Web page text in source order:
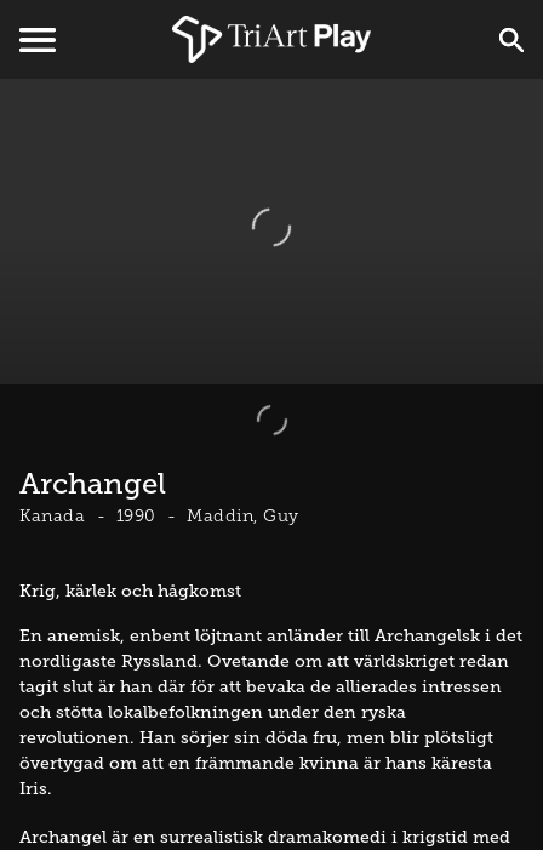
Archangel
Kanada 1990 Maddin, Guy
Krig, kärlek och hågkomst
En anemisk, enbent löjtnant anländer till Archangelsk i det
nordligaste Ryssland. Ovetande om att världskriget redan
tagit slut är han där för att bevaka de allierades intressen
och stötta lokalbefolkningen under den ryska
revolutionen. Han sörjer sin döda fru, men blir plötsligt
övertygad om att en främmande kvinna är hans käresta
Iris.
Archangel är en surrealistisk dramakomedi i krigstid med